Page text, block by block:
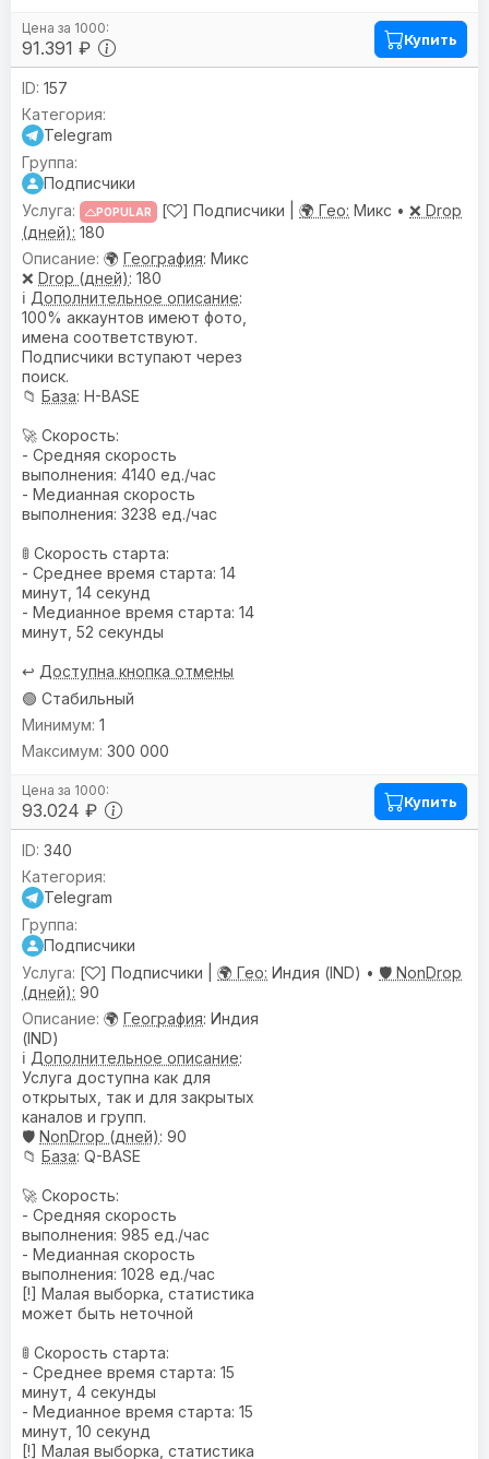
91.391 ₽ Купить
157
Telegram
Подписчики
POPULAR [ ] Подписчики | 🌍 Гео: Микс • ❌ Drop
(дней): 180
🌍 География: Микс
❌ Drop (дней): 180
ℹ️ Дополнительное описание:
100% аккаунтов имеют фото,
имена соответствуют.
Подписчики вступают через
поиск.
📁 База: H-BASE
🚀 Скорость:
- Средняя скорость
выполнения: 4140 ед./час
- Медианная скорость
выполнения: 3238 ед./час
🚦 Скорость старта:
- Среднее время старта: 14
минут, 14 секунд
- Медианное время старта: 14
минут, 52 секунды
↩️ Доступна кнопка отмены
🟢 Стабильный
93.024 ₽
1
300 000
Купить
340
Telegram
Подписчики
[
] Подписчики | 🌍 Гео: Индия (IND) • 🛡️ NonDrop
(дней): 90
🌍 География: Индия
(IND)
ℹ️ Дополнительное описание:
Услуга доступна как для
открытых, так и для закрытых
каналов и групп.
🛡️ NonDrop (дней): 90
📁 База: Q-BASE
🚀 Скорость:
- Средняя скорость
выполнения: 985 ед./час
- Медианная скорость
выполнения: 1028 ед./час
[!] Малая выборка, статистика
может быть неточной
🚦 Скорость старта:
- Среднее время старта: 15
минут, 4 секунды
- Медианное время старта: 15
минут, 10 секунд
[!] Малая выборка, статистика